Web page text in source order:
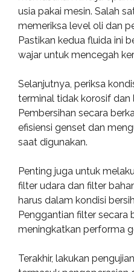
usia pakai mesin. Salah
memeriksa level oli dan
Pastikan kedua fluida ini
wajar untuk mencegah
Selanjutnya, periksa
terminal tidak korosif dan
Pembersihan secara
efisiensi genset dan
saat digunakan.
Penting juga untuk
filter udara dan filter
harus dalam kondisi
Penggantian filter secara
meningkatkan performa
Terakhir, lakukan